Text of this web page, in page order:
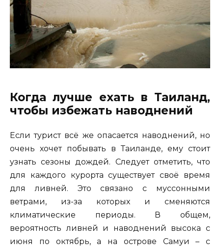
Когда лучше ехать в Таиланд,
чтобы избежать наводнений
Если турист всё же опасается наводнений, но
очень хочет побывать в Таиланде, ему стоит
узнать сезоны дождей. Следует отметить, что
для каждого курорта существует своё время
для ливней. Это связано с муссонными
ветрами, из-за которых и сменяются
климатические периоды. В общем,
вероятность ливней и наводнений высока с
июня по октябрь, а на острове Самуи – с